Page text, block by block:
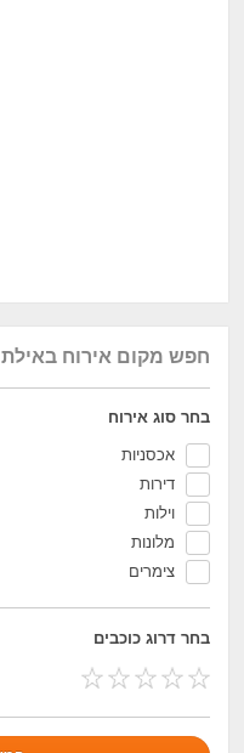
חפש מקום אירוח באילת
בחר סוג אירוח
אכסניות
דירות
וילות
מלונות
צימרים
בחר דרוג כוכבים